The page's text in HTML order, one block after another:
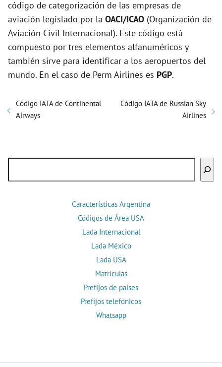
código de categorización de las empresas de
aviación legislado por la OACI/ICAO (Organización de
Aviación Civil Internacional). Este código está
compuesto por tres elementos alfanuméricos y
también sirve para identificar a los aeropuertos del
mundo. En el caso de Perm Airlines es PGP.
Código IATA de Continental
Airways
Código IATA de Russian Sky
Airlines
Características Argentina
Códigos de Área USA
Lada Internacional
Lada México
Lada USA
Matrículas
Prefijos de países
Prefijos telefónicos
Whatsapp